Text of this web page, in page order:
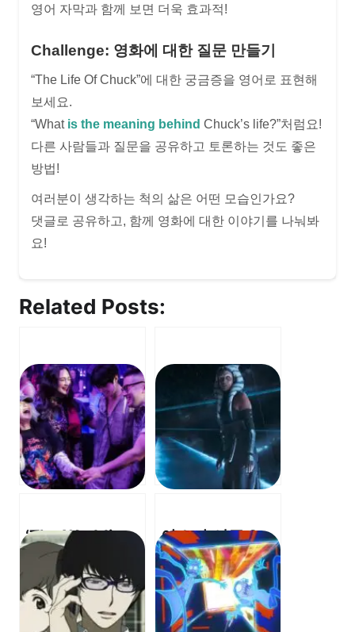
영어 자막과 함께 보면 더욱 효과적!
Challenge: 영화에 대한 질문 만들기
“The Life Of Chuck”에 대한 궁금증을 영어로 표현해
보세요.
“What is the meaning behind Chuck’s life?”처럼요!
다른 사람들과 질문을 공유하고 토론하는 것도 좋은
방법!
여러분이 생각하는 척의 삶은 어떤 모습인가요?
댓글로 공유하고, 함께 영화에 대한 이야기를 나눠봐
요!
Related Posts:
‘The Wedding
Banquet’
Review: The
Family You
Find – 찾아가는
아소카 시즌 2 –
Hayden
Christensen
Returning as
Anakin